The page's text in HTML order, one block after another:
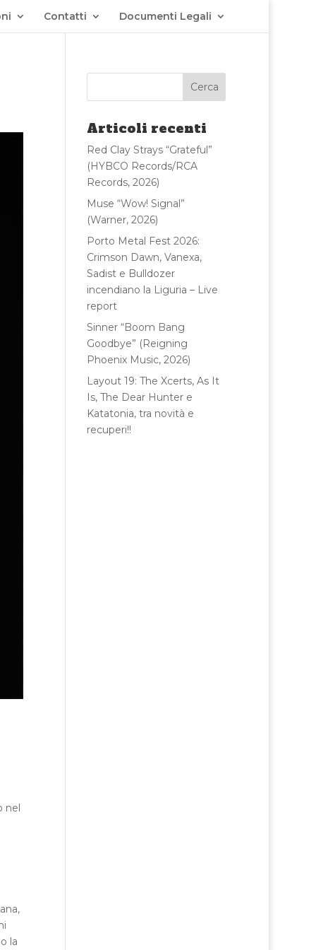
Contatti Documenti Legali
nel
la
Articoli recenti
Red Clay Strays “Grateful”
(HYBCO Records/RCA
Records, 2026)
Muse “Wow! Signal”
(Warner, 2026)
Porto Metal Fest 2026:
Crimson Dawn, Vanexa,
Sadist e Bulldozer
incendiano la Liguria – Live
report
Sinner “Boom Bang
Goodbye” (Reigning
Phoenix Music, 2026)
Layout 19: The Xcerts, As It
Is, The Dear Hunter e
Katatonia, tra novità e
recuperi!!